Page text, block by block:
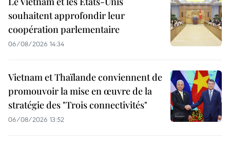
souhaitent approfondir leur
coopération parlementaire
06/08/2026 14:34
Vietnam et Thaïlande conviennent de
promouvoir la mise en œuvre de la
stratégie des "Trois connectivités"
06/08/2026 13:52